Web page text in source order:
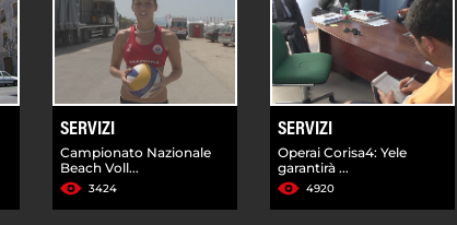
SERVIZI
Campionato Nazionale
Beach Voll...
3424
SERVIZI
Operai Corisa4: Yele
garantirà ...
4920